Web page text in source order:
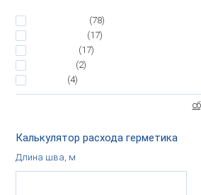
(78)
(17)
(17)
(2)
(4)
Калькулятор расхода герметика
Длина шва, м